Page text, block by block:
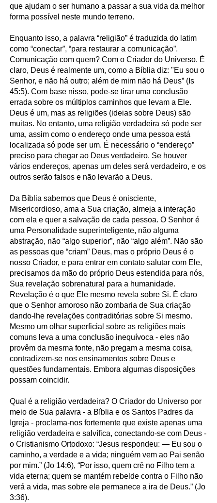
que ajudam o ser humano a passar a sua vida da melhor
forma possível neste mundo terreno.
Enquanto isso, a palavra “religião” é traduzida do latim
como “conectar”, “para restaurar a comunicação”.
Comunicação com quem? Com o Criador do Universo. É
claro, Deus é realmente um, como a Bíblia diz: "Eu sou o
Senhor, e não há outro; além de mim não há Deus” (Is
45:5). Com base nisso, pode-se tirar uma conclusão
errada sobre os múltiplos caminhos que levam a Ele.
Deus é um, mas as religiões (ideias sobre Deus) são
muitas. No entanto, uma religião verdadeira só pode ser
uma, assim como o endereço onde uma pessoa está
localizada só pode ser um. É necessário o “endereço”
preciso para chegar ao Deus verdadeiro. Se houver
vários endereços, apenas um deles será verdadeiro, e os
outros serão falsos e não levarão a Deus.
Da Bíblia sabemos que Deus é onisciente,
Misericordioso, ama a Sua criação, almeja a interação
com ela e quer a salvação de cada pessoa. O Senhor é
uma Personalidade superinteligente, não alguma
abstração, não “algo superior”, não “algo além”. Não são
as pessoas que “criam” Deus, mas o próprio Deus é o
nosso Criador, e para entrar em contato salutar com Ele,
precisamos da mão do próprio Deus estendida para nós,
Sua revelação sobrenatural para a humanidade.
Revelação é o que Ele mesmo revela sobre Si. É claro
que o Senhor amoroso não zombaria de Sua criação
dando-lhe revelações contraditórias sobre Si mesmo.
Mesmo um olhar superficial sobre as religiões mais
comuns leva a uma conclusão inequívoca - eles não
provêm da mesma fonte, não pregam a mesma coisa,
contradizem-se nos ensinamentos sobre Deus e
questões fundamentais. Embora algumas disposições
possam coincidir.
Qual é a religião verdadeira? O Criador do Universo por
meio de Sua palavra - a Bíblia e os Santos Padres da
Igreja - proclama-nos fortemente que existe apenas uma
religião verdadeira e salvífica, conectando-se com Deus -
o Cristianismo Ortodoxo: “Jesus respondeu: — Eu sou o
caminho, a verdade e a vida; ninguém vem ao Pai senão
por mim.” (Jo 14:6), “Por isso, quem crê no Filho tem a
vida eterna; quem se mantém rebelde contra o Filho não
verá a vida, mas sobre ele permanece a ira de Deus.” (Jo
3:36).